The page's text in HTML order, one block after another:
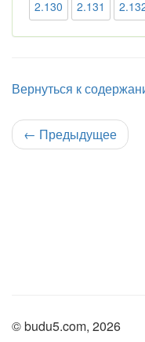
2.130 2.131
Вернуться к
← Предыдущее
© budu5.com, 2026